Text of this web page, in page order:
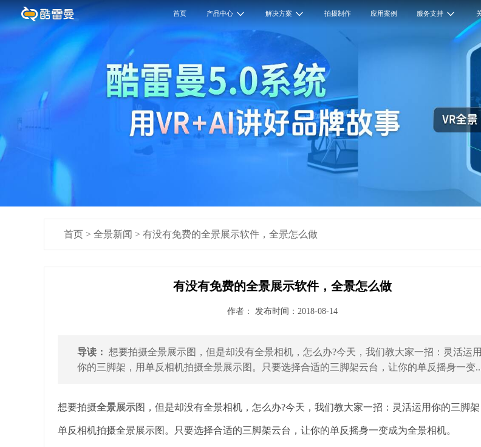
首页 产品中心 解决方案 拍摄制作 应用案例 服务支持
首页 > 全景新闻 > 有没有免费的全景展示软件，全景怎么做
有没有免费的全景展示软件，全景怎么做
作者： 发布时间：2018-08-14
导读： 想要拍摄全景展示图，但是却没有全景相机，怎么办?今天，我们教大家一招：灵活运用
你的三脚架，用单反相机拍摄全景展示图。只要选择合适的三脚架云台，让你的单反摇身一变
想要拍摄全景展示图，但是却没有全景相机，怎么办?今天，我们教大家一招：灵活运用你的三脚架
单反相机拍摄全景展示图。只要选择合适的三脚架云台，让你的单反摇身一变成为全景相机。